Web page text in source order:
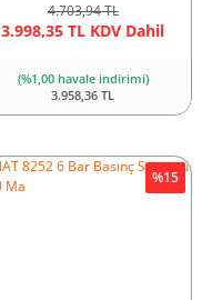
4.703,94 TL
3.998,35 TL KDV Dahil
(%1,00 havale indirimi)
3.958,36 TL
%15